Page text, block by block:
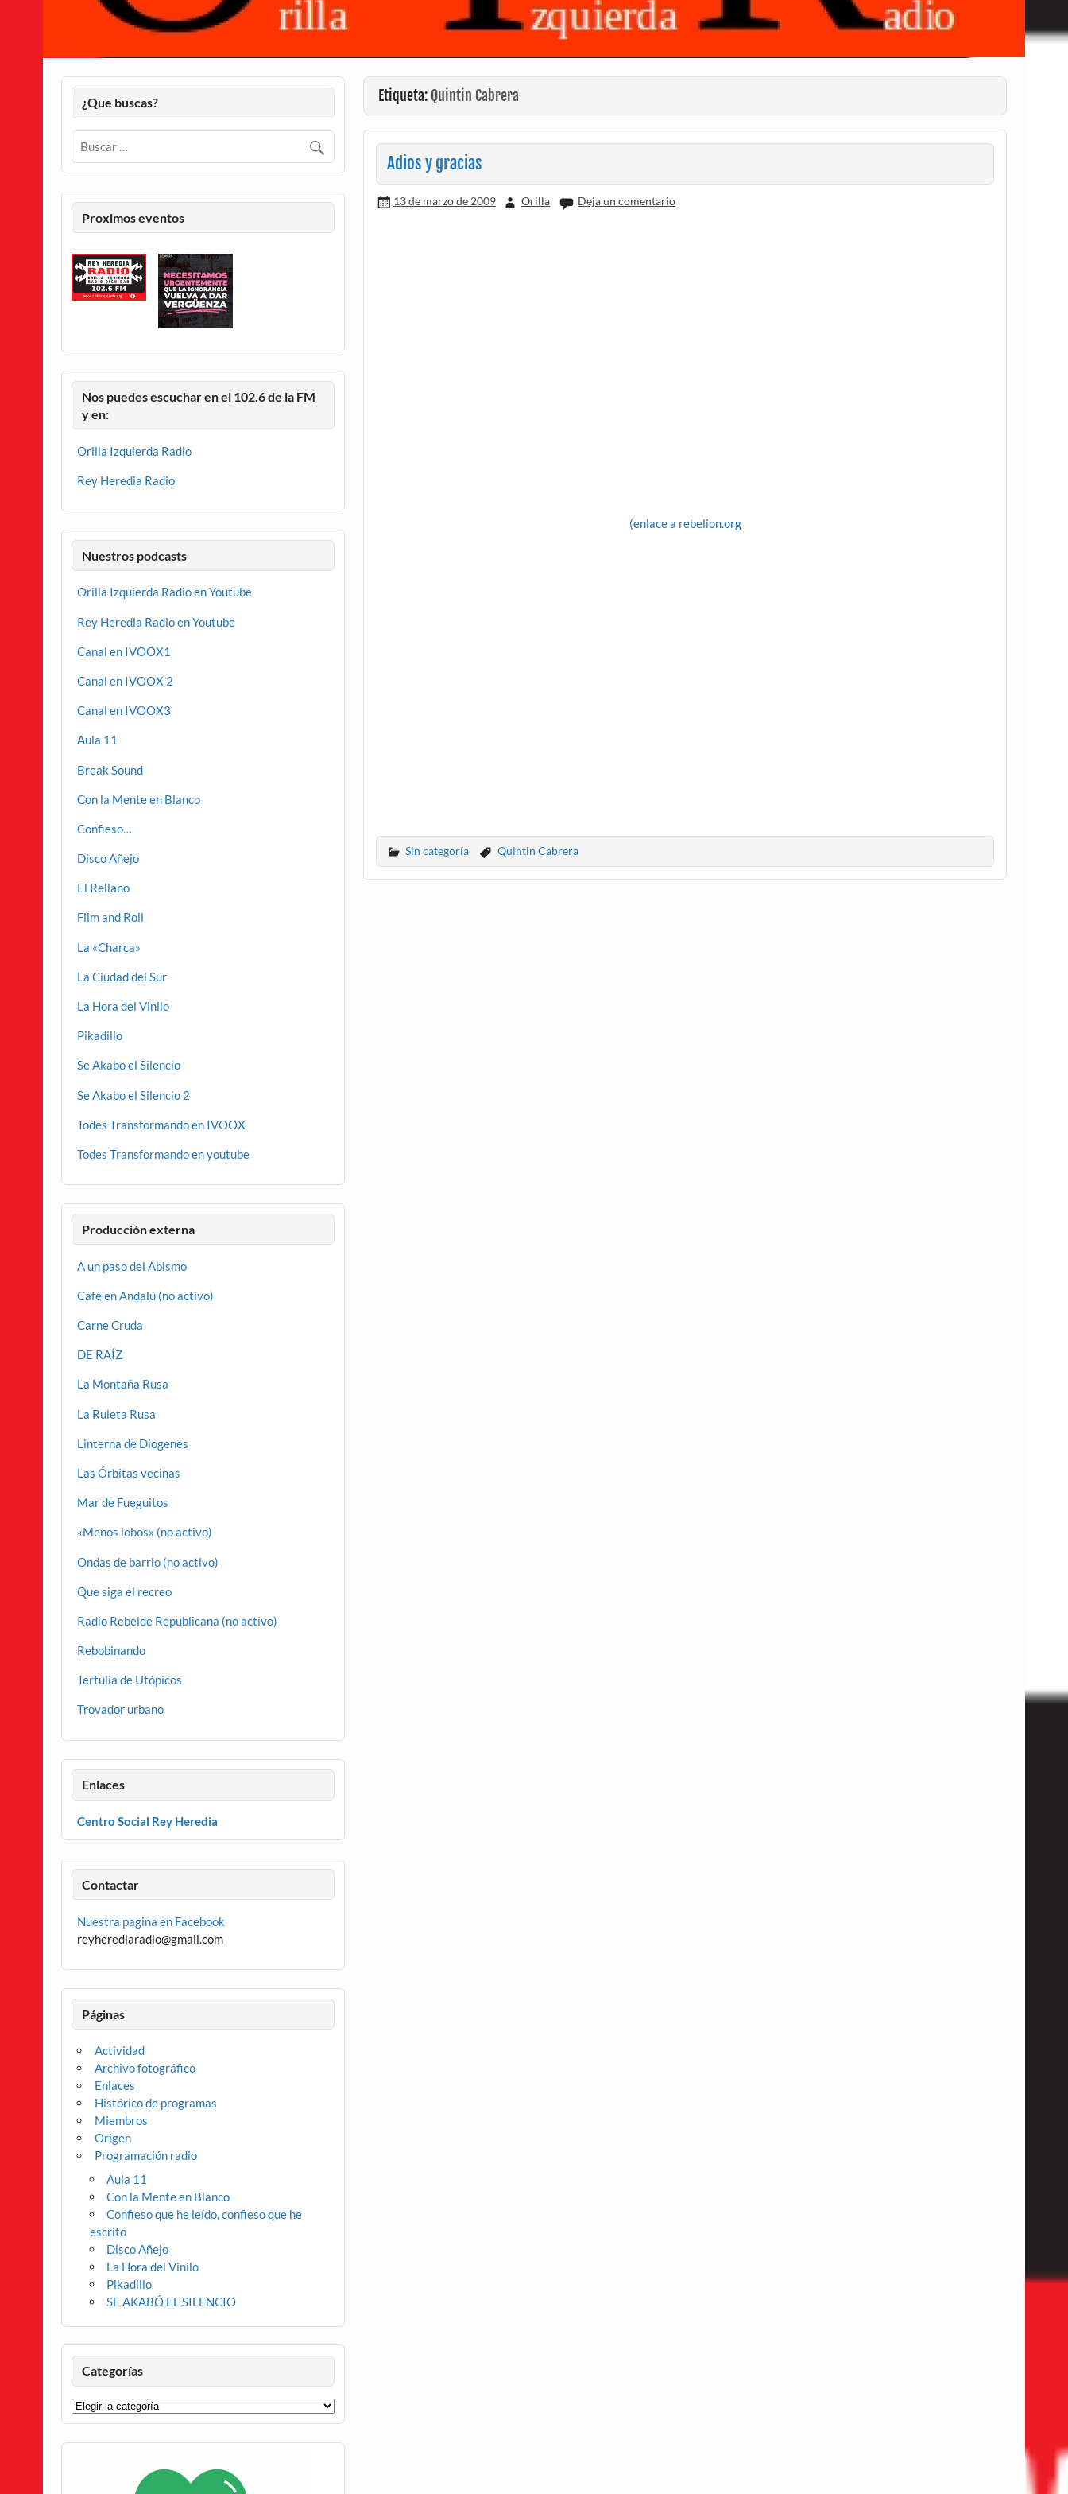
Etiqueta: Quintin Cabrera
Adios y gracias
13 de marzo de 2009 Orilla Deja un comentario
(enlace a rebelion.org
Sin categoría Quintin Cabrera
¿Que buscas?
Proximos eventos
Nos puedes escuchar en el 102.6 de la FM
y en:
Orilla Izquierda Radio
Rey Heredia Radio
Nuestros podcasts
Orilla Izquierda Radio en Youtube
Rey Heredia Radio en Youtube
Canal en IVOOX1
Canal en IVOOX 2
Canal en IVOOX3
Aula 11
Break Sound
Con la Mente en Blanco
Confieso…
Disco Añejo
El Rellano
Film and Roll
La «Charca»
La Ciudad del Sur
La Hora del Vinilo
Pikadillo
Se Akabo el Silencio
Se Akabo el Silencio 2
Todes Transformando en IVOOX
Todes Transformando en youtube
Producción externa
A un paso del Abismo
Café en Andalú (no activo)
Carne Cruda
DE RAÍZ
La Montaña Rusa
La Ruleta Rusa
Linterna de Diogenes
Las Órbitas vecinas
Mar de Fueguitos
«Menos lobos» (no activo)
Ondas de barrio (no activo)
Que siga el recreo
Radio Rebelde Republicana (no activo)
Rebobinando
Tertulia de Utópicos
Trovador urbano
Enlaces
Centro Social Rey Heredia
Contactar
Nuestra pagina en Facebook
reyherediaradio@gmail.com
Páginas
Actividad
Archivo fotográfico
Enlaces
Histórico de programas
Miembros
Origen
Programación radio
Aula 11
Con la Mente en Blanco
Confieso que he leído, confieso que he
escrito
Disco Añejo
La Hora del Vinilo
Pikadillo
SE AKABÓ EL SILENCIO
Categorías
Categorías